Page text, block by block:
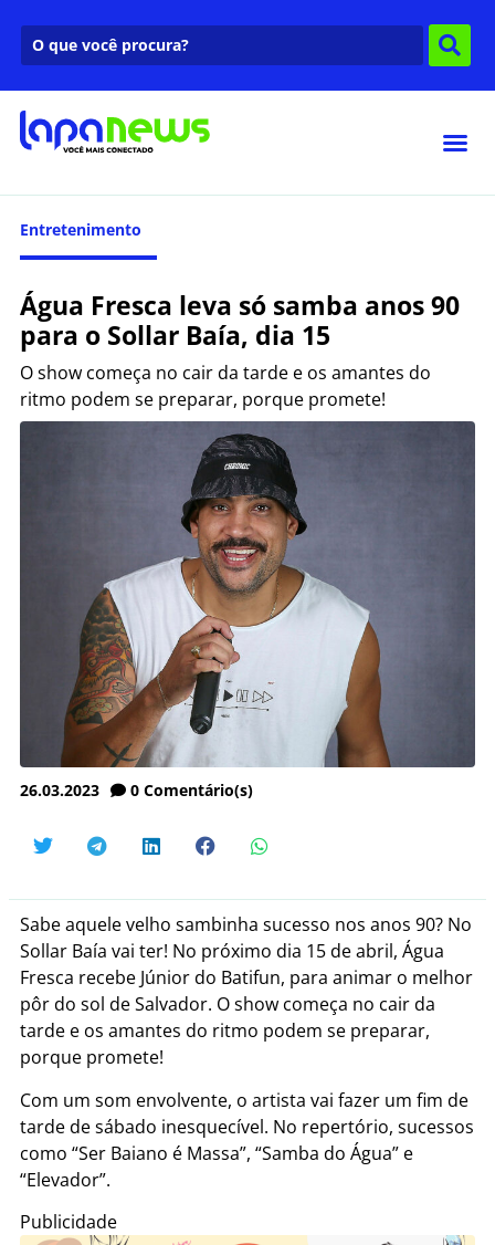
Entretenimento
Água Fresca leva só samba anos 90
para o Sollar Baía, dia 15
O show começa no cair da tarde e os amantes do
ritmo podem se preparar, porque promete!
26.03.2023 0 Comentário(s)
Sabe aquele velho sambinha sucesso nos anos 90? No
Sollar Baía vai ter! No próximo dia 15 de abril, Água
Fresca recebe Júnior do Batifun, para animar o melhor
pôr do sol de Salvador. O show começa no cair da
tarde e os amantes do ritmo podem se preparar,
porque promete!
Com um som envolvente, o artista vai fazer um fim de
tarde de sábado inesquecível. No repertório, sucessos
como “Ser Baiano é Massa”, “Samba do Água” e
“Elevador”.
Publicidade